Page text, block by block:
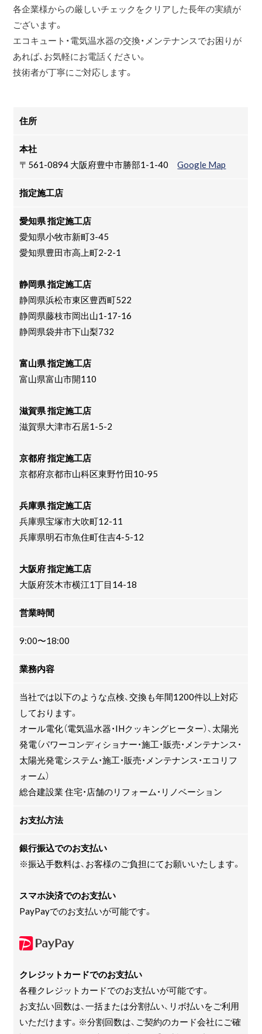
各企業様からの厳しいチェックをクリアした長年の実績が
ございます。
エコキュート・電気温水器の交換・メンテナンスでお困りが
あれば、お気軽にお電話ください。
技術者が丁寧にご対応します。
住所
本社
〒561-0894 大阪府豊中市勝部1-1-40Google Map
指定施工店
愛知県 指定施工店
愛知県小牧市新町3-45
愛知県豊田市高上町2-2-1
静岡県 指定施工店
静岡県浜松市東区豊西町522
静岡県藤枝市岡出山1-17-16
静岡県袋井市下山梨732
富山県 指定施工店
富山県富山市開110
滋賀県 指定施工店
滋賀県大津市石居1-5-2
京都府 指定施工店
京都府京都市山科区東野竹田10-95
兵庫県 指定施工店
兵庫県宝塚市大吹町12-11
兵庫県明石市魚住町住吉4-5-12
大阪府 指定施工店
大阪府茨木市横江1丁目14-18
営業時間
9:00〜18:00
業務内容
当社では以下のような点検、交換も年間1200件以上対応
しております。
オール電化（電気温水器・IHクッキングヒーター）、太陽光
発電（パワーコンディショナー・施工・販売・メンテナンス・
太陽光発電システム・施工・販売・メンテナンス・エコリフ
ォーム）
総合建設業 住宅・店舗のリフォーム・リノベーション
お支払方法
銀行振込でのお支払い
※振込手数料は、お客様のご負担にてお願いいたします。
スマホ決済でのお支払い
PayPayでのお支払いが可能です。
クレジットカードでのお支払い
各種クレジットカードでのお支払いが可能です。
お支払い回数は、一括または分割払い、リボ払いをご利用
いただけます。※分割回数は、ご契約のカード会社にご確